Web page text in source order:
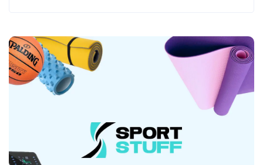
кистьових бинтів
Кистьові бинти EasyFit
проходять тестування в умовах регулярних
силових тренувань. Виріб перевіряється на
стабільність фіксації, стійкість до розтягування та
збереження компресії після багаторазового
використовувати бинти як надійний бандаж на
зап'ястя для спорту під час роботи з великими
вагами та в період відновлення. Надійність і
властивості кистьових бинтів